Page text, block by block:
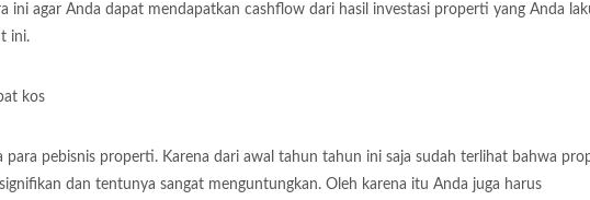
ini agar Anda dapat mendapatkan cashflow dari hasil investasi properti yang Anda
ini.
kos
para pebisnis properti. Karena dari awal tahun tahun ini saja sudah terlihat bahwa
dan tentunya sangat menguntungkan. Oleh karena itu Anda juga harus